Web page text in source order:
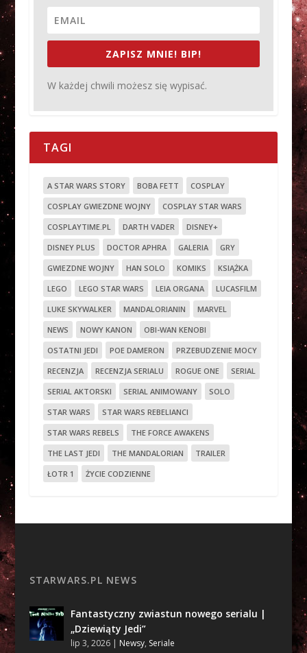
ZAPISZ MNIE! BIP!
W każdej chwili możesz się wypisać.
TAGI
A STAR WARS STORY BOBA FETT
COSPLAY
COSPLAY GWIEZDNE WOJNY
COSPLAY STAR WARS
COSPLAYTIME.PL
DARTH VADER
DISNEY+
DISNEY PLUS
DOCTOR APHRA GALERIA
GRY
GWIEZDNE WOJNY
HAN SOLO KOMIKS
KSIĄŻKA
LEGO
LEGO STAR WARS LEIA ORGANA
LUCASFILM
LUKE SKYWALKER
MANDALORIANIN
MARVEL
NEWS
NOWY KANON
OBI-WAN KENOBI
OSTATNI JEDI
POE DAMERON
PRZEBUDZENIE MOCY
RECENZJA
RECENZJA SERIALU ROGUE ONE
SERIAL
SERIAL AKTORSKI
SERIAL ANIMOWANY
SOLO
STAR WARS
STAR WARS REBELIANCI
STAR WARS REBELS
THE FORCE AWAKENS
THE LAST JEDI
THE MANDALORIAN
TRAILER
ŁOTR 1
ŻYCIE CODZIENNE
STARWARS.PL NEWS
Fantastyczny zwiastun nowego serialu |
„Dziewiąty Jedi”
lip 3, 2026| Newsy, Seriale